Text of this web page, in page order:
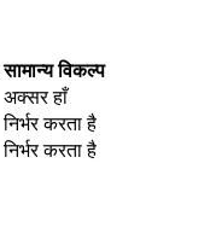
सामान्य विकल्प
अक्सर हाँ
निर्भर करता है
निर्भर करता है